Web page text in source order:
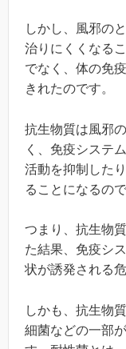
しかし、風邪の
治りにくくなる
でなく、体の免
きれたのです。
抗生物質は風邪
く、免疫システ
活動を抑制した
ることになるので
つまり、抗生物
た結果、免疫シ
状が誘発される
しかも、抗生物
細菌などの一部